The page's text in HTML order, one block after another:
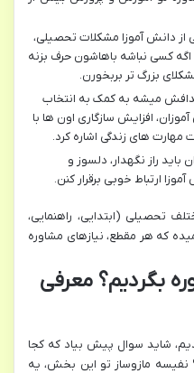
از دانش آموزا مشکلات تحصیلی،
اگه کسی نباشه باهاشون حرف بزنه
بزرگ تر بربخورن.
میشه به کمک به انتخاب
افزایش سازگاری اون ها با
های زندگی اشاره کرد.
باید راز نگهدار، دلسوز و
ارتباط خوبی برقرار کنن.
تحصیلی (ابتدایی، راهنمایی،
که هر مقطع، نیازهای مشاوره
بگردیم؟ معرفی
شاید سوال پیش بیاد که کجا
مازوساز تو این بخش، یه